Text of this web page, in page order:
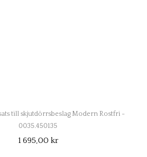
till skjutdörrsbeslag Modern Rostfri -
0035.450135
1 695,00 kr